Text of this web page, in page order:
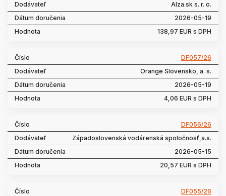
Alza.sk s. r. o.
2026-05-19
138,97 EUR s DPH
DF057/26
Orange Slovensko, a. s.
2026-05-19
4,06 EUR s DPH
DF056/26
Západoslovenská vodárenská spoločnosť,a.s.
2026-05-15
20,57 EUR s DPH
DF055/26